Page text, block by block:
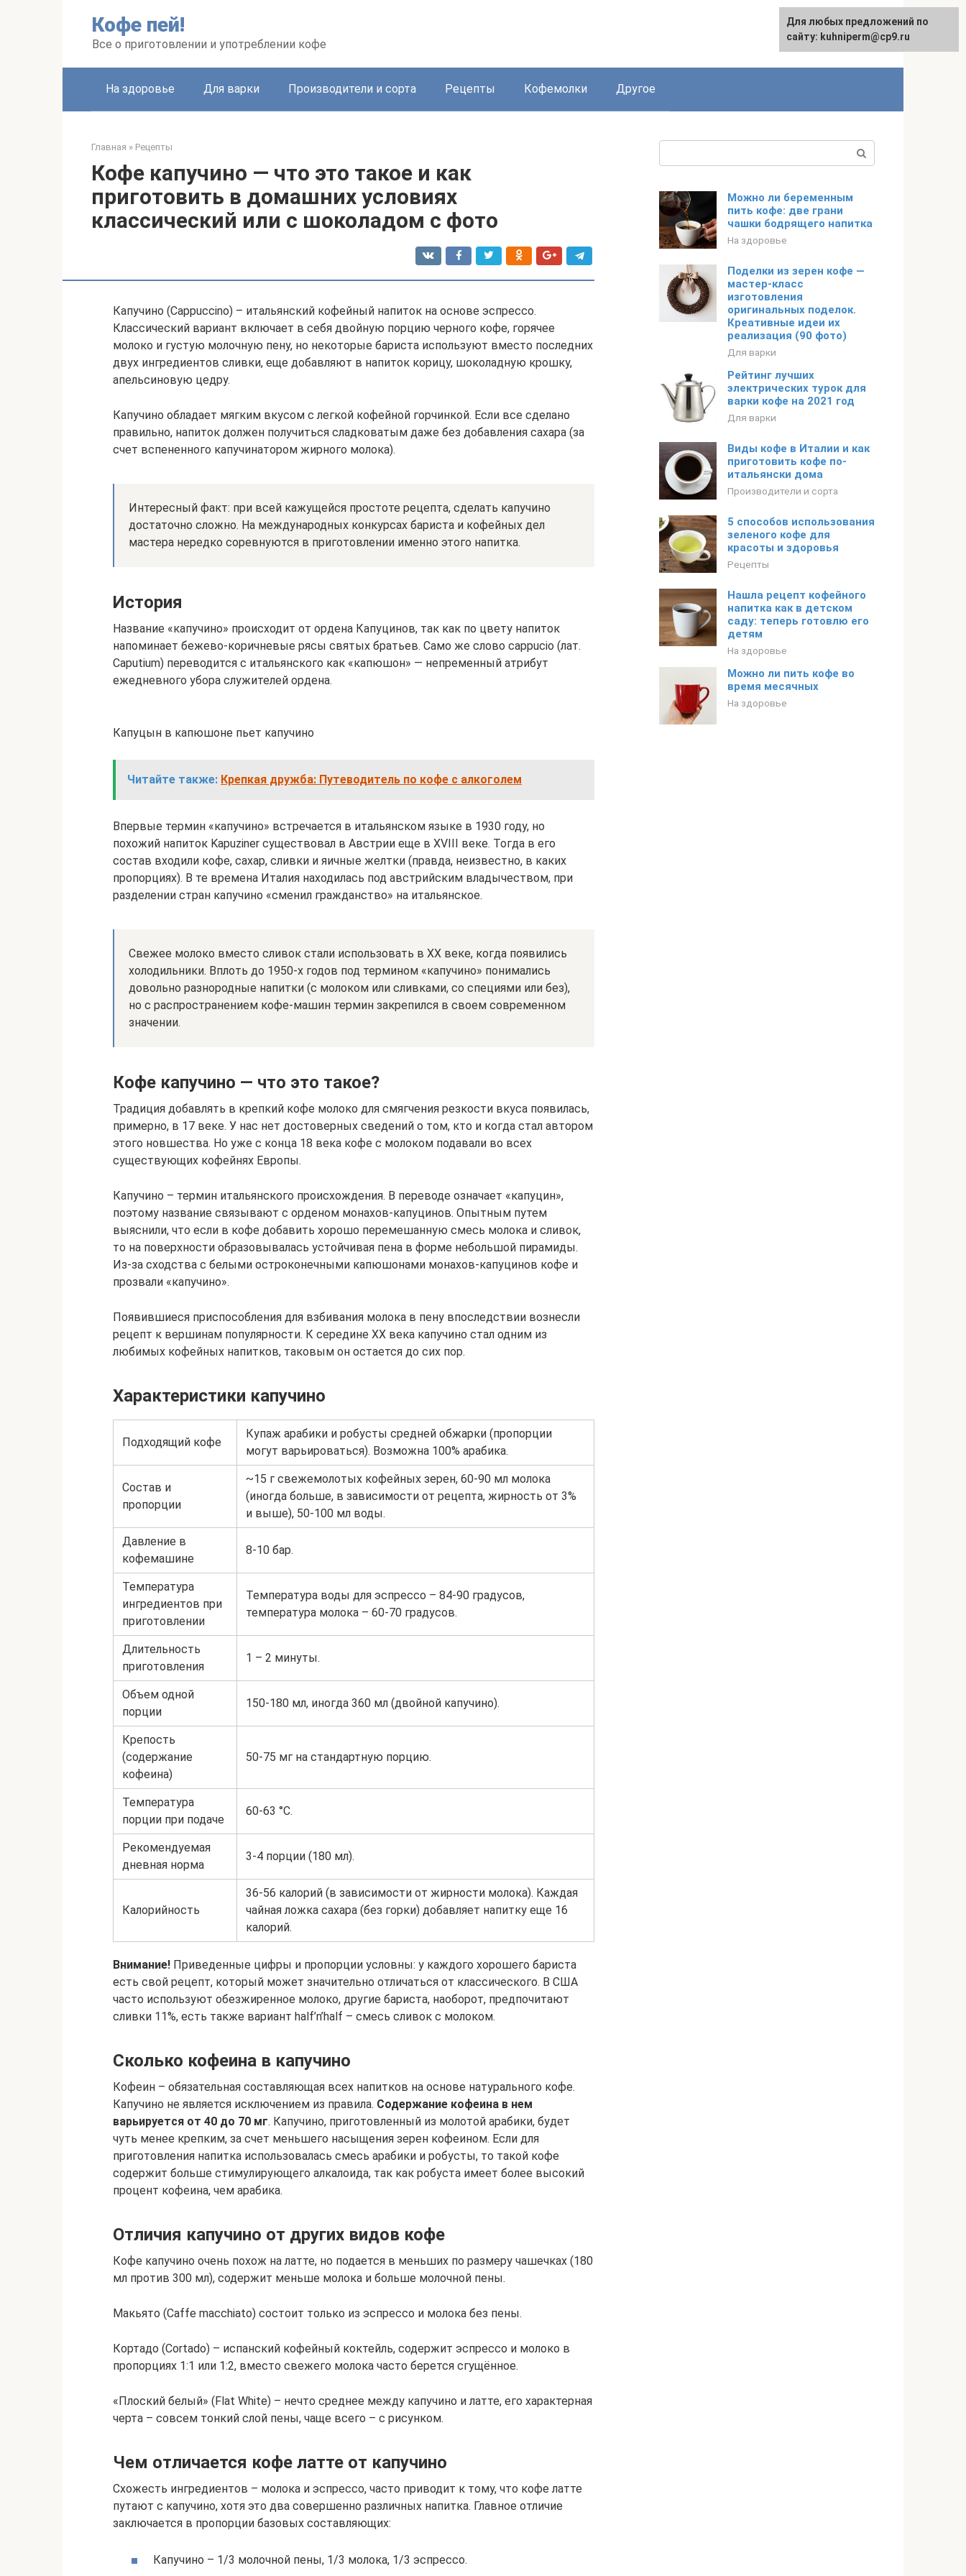
Кофе пей!
Все о приготовлении и употреблении кофе
На здоровье Для варки Производители и сорта Рецепты Кофемолки Другое
Главная » Рецепты
Кофе капучино — что это такое и как
приготовить в домашних условиях
классический или с шоколадом с фото
Капучино (Cappuccino) – итальянский кофейный напиток на основе эспрессо.
Классический вариант включает в себя двойную порцию черного кофе, горячее
молоко и густую молочную пену, но некоторые бариста используют вместо последних
двух ингредиентов сливки, еще добавляют в напиток корицу, шоколадную крошку,
апельсиновую цедру.
Капучино обладает мягким вкусом с легкой кофейной горчинкой. Если все сделано
правильно, напиток должен получиться сладковатым даже без добавления сахара (за
счет вспененного капучинатором жирного молока).
Интересный факт: при всей кажущейся простоте рецепта, сделать капучино
достаточно сложно. На международных конкурсах бариста и кофейных дел
мастера нередко соревнуются в приготовлении именно этого напитка.
История
Название «капучино» происходит от ордена Капуцинов, так как по цвету напиток
напоминает бежево-коричневые рясы святых братьев. Само же слово cappucio (лат.
Caputium) переводится с итальянского как «капюшон» — непременный атрибут
ежедневного убора служителей ордена.
Капуцын в капюшоне пьет капучино
Читайте также: Крепкая дружба: Путеводитель по кофе с алкоголем
Впервые термин «капучино» встречается в итальянском языке в 1930 году, но
похожий напиток Kapuziner существовал в Австрии еще в XVIII веке. Тогда в его
состав входили кофе, сахар, сливки и яичные желтки (правда, неизвестно, в каких
пропорциях). В те времена Италия находилась под австрийским владычеством, при
разделении стран капучино «сменил гражданство» на итальянское.
Свежее молоко вместо сливок стали использовать в XX веке, когда появились
холодильники. Вплоть до 1950-х годов под термином «капучино» понимались
довольно разнородные напитки (с молоком или сливками, со специями или без),
но с распространением кофе-машин термин закрепился в своем современном
значении.
Кофе капучино — что это такое?
Традиция добавлять в крепкий кофе молоко для смягчения резкости вкуса появилась,
примерно, в 17 веке. У нас нет достоверных сведений о том, кто и когда стал автором
этого новшества. Но уже с конца 18 века кофе с молоком подавали во всех
существующих кофейнях Европы.
Капучино – термин итальянского происхождения. В переводе означает «капуцин»,
поэтому название связывают с орденом монахов-капуцинов. Опытным путем
выяснили, что если в кофе добавить хорошо перемешанную смесь молока и сливок,
то на поверхности образовывалась устойчивая пена в форме небольшой пирамиды.
Из-за сходства с белыми остроконечными капюшонами монахов-капуцинов кофе и
прозвали «капучино».
Появившиеся приспособления для взбивания молока в пену впоследствии вознесли
рецепт к вершинам популярности. К середине XX века капучино стал одним из
любимых кофейных напитков, таковым он остается до сих пор.
Характеристики капучино
Подходящий кофе
Купаж арабики и робусты средней обжарки (пропорции
могут варьироваться). Возможна 100% арабика.
Состав и
пропорции
~15 г свежемолотых кофейных зерен, 60-90 мл молока
(иногда больше, в зависимости от рецепта, жирность от 3%
и выше), 50-100 мл воды.
Давление в
кофемашине
8-10 бар.
Температура
ингредиентов при
приготовлении
Температура воды для эспрессо – 84-90 градусов,
температура молока – 60-70 градусов.
Длительность
приготовления
1 – 2 минуты.
Объем одной
порции
150-180 мл, иногда 360 мл (двойной капучино).
Крепость
(содержание
кофеина)
50-75 мг на стандартную порцию.
Температура
порции при подаче
60-63 °C.
Рекомендуемая
дневная норма
3-4 порции (180 мл).
Калорийность
36-56 калорий (в зависимости от жирности молока). Каждая
чайная ложка сахара (без горки) добавляет напитку еще 16
калорий.
Внимание! Приведенные цифры и пропорции условны: у каждого хорошего бариста
есть свой рецепт, который может значительно отличаться от классического. В США
часто используют обезжиренное молоко, другие бариста, наоборот, предпочитают
сливки 11%, есть также вариант half’n’half – смесь сливок с молоком.
Сколько кофеина в капучино
Кофеин – обязательная составляющая всех напитков на основе натурального кофе.
Капучино не является исключением из правила. Содержание кофеина в нем
варьируется от 40 до 70 мг. Капучино, приготовленный из молотой арабики, будет
чуть менее крепким, за счет меньшего насыщения зерен кофеином. Если для
приготовления напитка использовалась смесь арабики и робусты, то такой кофе
содержит больше стимулирующего алкалоида, так как робуста имеет более высокий
процент кофеина, чем арабика.
Отличия капучино от других видов кофе
Кофе капучино очень похож на латте, но подается в меньших по размеру чашечках (180
мл против 300 мл), содержит меньше молока и больше молочной пены.
Макьято (Caffe macchiato) состоит только из эспрессо и молока без пены.
Кортадо (Cortado) – испанский кофейный коктейль, содержит эспрессо и молоко в
пропорциях 1:1 или 1:2, вместо свежего молока часто берется сгущённое.
«Плоский белый» (Flat White) – нечто среднее между капучино и латте, его характерная
черта – совсем тонкий слой пены, чаще всего – с рисунком.
Чем отличается кофе латте от капучино
Схожесть ингредиентов – молока и эспрессо, часто приводит к тому, что кофе латте
путают с капучино, хотя это два совершенно различных напитка. Главное отличие
заключается в пропорции базовых составляющих:
Капучино – 1/3 молочной пены, 1/3 молока, 1/3 эспрессо.
Можно ли беременным
пить кофе: две грани
чашки бодрящего напитка
На здоровье
Поделки из зерен кофе —
мастер-класс
изготовления
оригинальных поделок.
Креативные идеи их
реализация (90 фото)
Для варки
Рейтинг лучших
электрических турок для
варки кофе на 2021 год
Для варки
Виды кофе в Италии и как
приготовить кофе по-
итальянски дома
Производители и сорта
5 способов использования
зеленого кофе для
красоты и здоровья
Рецепты
Нашла рецепт кофейного
напитка как в детском
саду: теперь готовлю его
детям
На здоровье
Можно ли пить кофе во
время месячных
На здоровье
Для любых предложений по
сайту: kuhniperm@cp9.ru